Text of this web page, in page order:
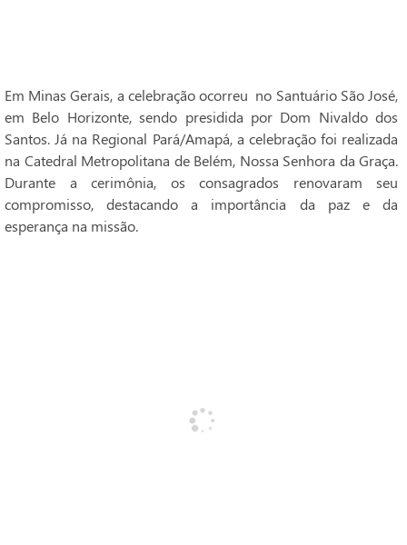
Em Minas Gerais, a celebração ocorreu no Santuário São José,
em Belo Horizonte, sendo presidida por Dom Nivaldo dos
Santos. Já na Regional Pará/Amapá, a celebração foi realizada
na Catedral Metropolitana de Belém, Nossa Senhora da Graça.
Durante a cerimônia, os consagrados renovaram seu
compromisso, destacando a importância da paz e da
esperança na missão.